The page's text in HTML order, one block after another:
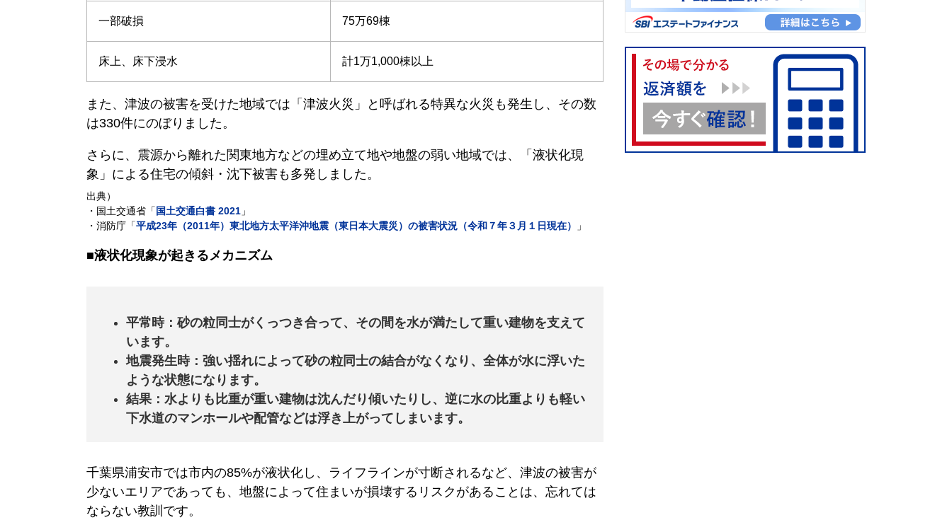
一部破損 75万69棟
床上、床下浸水 計1万1,000棟以上
また、津波の被害を受けた地域では「津波火災」と呼ばれる特異な火災も発生し、その数
は330件にのぼりました。
さらに、震源から離れた関東地方などの埋め立て地や地盤の弱い地域では、「液状化現
象」による住宅の傾斜・沈下被害も多発しました。
出典）
・国土交通省「 国土交通白書 2021 」
・消防庁「平成23年（2011年）東北地方太平洋沖地震（東日本大震災）の被害状況（令和７年３月１日現在） 」
■液状化現象が起きるメカニズム
平常時：砂の粒同士がくっつき合って、その間を水が満たして重い建物を支えて
います。
地震発生時：強い揺れによって砂の粒同士の結合がなくなり、全体が水に浮いた
ような状態になります。
結果：水よりも比重が重い建物は沈んだり傾いたりし、逆に水の比重よりも軽い
下水道のマンホールや配管などは浮き上がってしまいます。
千葉県浦安市では市内の85%が液状化し、ライフラインが寸断されるなど、津波の被害が
少ないエリアであっても、地盤によって住まいが損壊するリスクがあることは、忘れては
ならない教訓です。